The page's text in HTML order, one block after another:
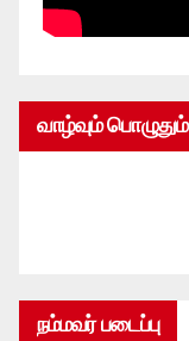
வாழ்வும்
நம்மவர் படைப்பு